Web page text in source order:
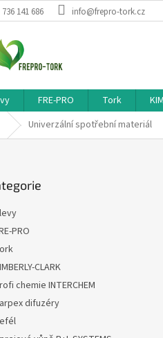
736 141 686 info@frepro-tork.cz
FRE-PRO Tork
Domů Univerzální spotřební materiál
PRO
CLARK
chemie INTERCHEM
difuzéry